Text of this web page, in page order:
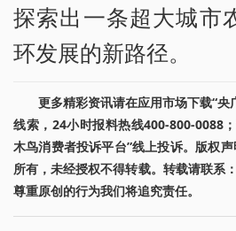
探索出一条超大城市
环发展的新路径。
更多精彩资讯请在应用市场下载“央
线索，24小时报料热线400-800-0088
木鸟消费者投诉平台”线上投诉。版权
所有，未经授权不得转载。转载请联
尊重原创的行为我们将追究责任。